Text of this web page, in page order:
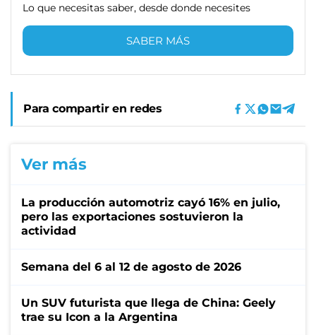
Lo que necesitas saber, desde donde necesites
SABER MÁS
Para compartir en redes
Ver más
La producción automotriz cayó 16% en julio,
pero las exportaciones sostuvieron la
actividad
Semana del 6 al 12 de agosto de 2026
Un SUV futurista que llega de China: Geely
trae su Icon a la Argentina